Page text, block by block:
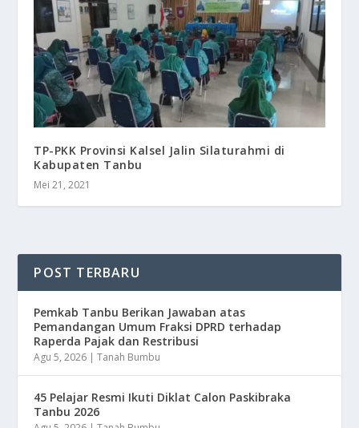
TP-PKK Provinsi Kalsel Jalin Silaturahmi di
Kabupaten Tanbu
Mei 21, 2021
POST TERBARU
Pemkab Tanbu Berikan Jawaban atas
Pemandangan Umum Fraksi DPRD terhadap
Raperda Pajak dan Restribusi
Agu 5, 2026 |Tanah Bumbu
45 Pelajar Resmi Ikuti Diklat Calon Paskibraka
Tanbu 2026